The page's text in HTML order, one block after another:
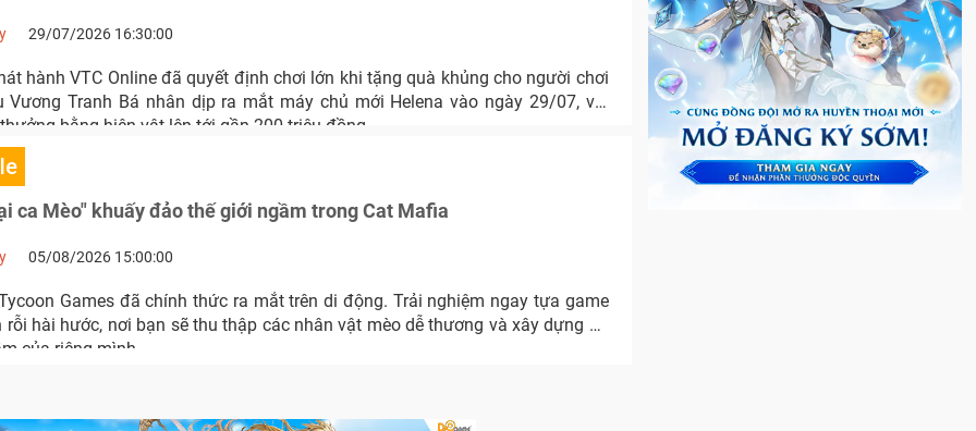
29/07/2026 16:30:00
hành VTC Online đã quyết định chơi lớn khi tặng quà khủng cho người chơi
Vương Tranh Bá nhân dịp ra mắt máy chủ mới Helena vào ngày 29/07, với
bằng hiện vật lên tới gần 200 triệu đồng.
ca Mèo" khuấy đảo thế giới ngầm trong Cat Mafia
05/08/2026 15:00:00
Games đã chính thức ra mắt trên di động. Trải nghiệm ngay tựa game
rỗi hài hước, nơi bạn sẽ thu thập các nhân vật mèo dễ thương và xây dựng đế
của riêng mình.